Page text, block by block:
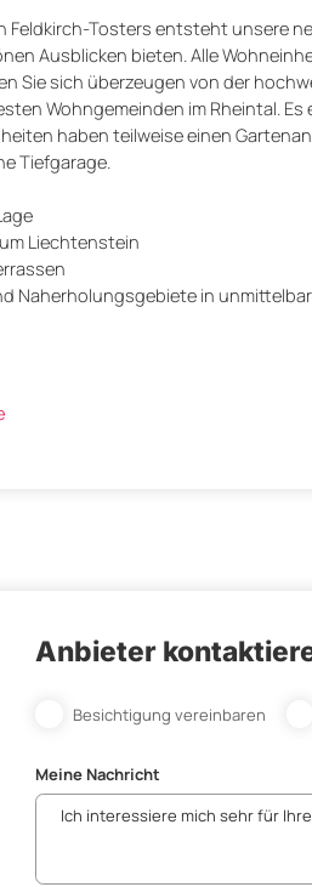
Tosters entsteht unsere
Ausblicken bieten. Alle
Sie sich überzeugen von der
Wohngemeinden im Rheintal.
haben teilweise einen
Tiefgarage.
Liechtenstein
Naherholungsgebiete in
Anbieter
Besichtigung vereinbaren
Meine Nachricht